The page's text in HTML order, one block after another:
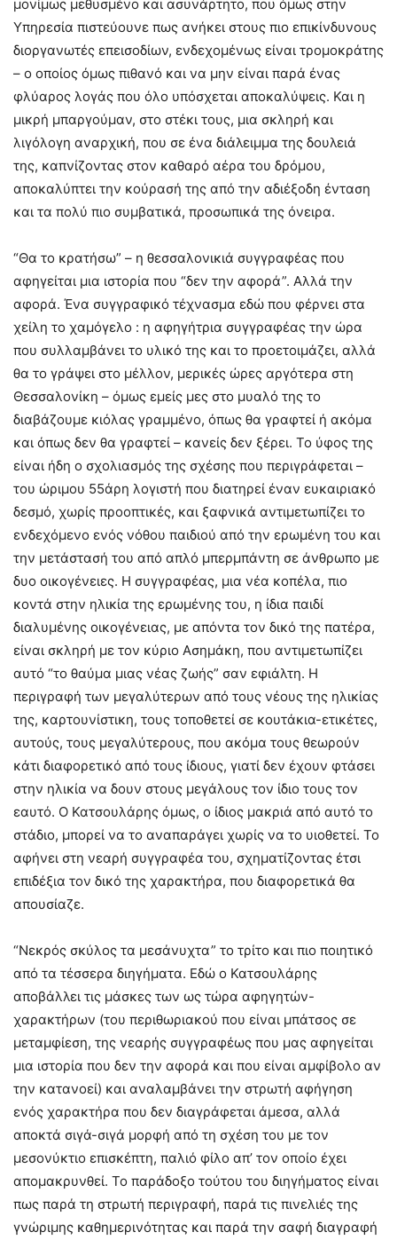
μονίμως μεθυσμένο και ασυνάρτητο, που όμως στην
Υπηρεσία πιστεύουνε πως ανήκει στους πιο επικίνδυνους
διοργανωτές επεισοδίων, ενδεχομένως είναι τρομοκράτης
– ο οποίος όμως πιθανό και να μην είναι παρά ένας
φλύαρος λογάς που όλο υπόσχεται αποκαλύψεις. Και η
μικρή μπαργούμαν, στο στέκι τους, μια σκληρή και
λιγόλογη αναρχική, που σε ένα διάλειμμα της δουλειά
της, καπνίζοντας στον καθαρό αέρα του δρόμου,
αποκαλύπτει την κούρασή της από την αδιέξοδη ένταση
και τα πολύ πιο συμβατικά, προσωπικά της όνειρα.
“Θα το κρατήσω” – η θεσσαλονικιά συγγραφέας που
αφηγείται μια ιστορία που “δεν την αφορά”. Αλλά την
αφορά. Ένα συγγραφικό τέχνασμα εδώ που φέρνει στα
χείλη το χαμόγελο : η αφηγήτρια συγγραφέας την ώρα
που συλλαμβάνει το υλικό της και το προετοιμάζει, αλλά
θα το γράψει στο μέλλον, μερικές ώρες αργότερα στη
Θεσσαλονίκη – όμως εμείς μες στο μυαλό της το
διαβάζουμε κιόλας γραμμένο, όπως θα γραφτεί ή ακόμα
και όπως δεν θα γραφτεί – κανείς δεν ξέρει. Το ύφος της
είναι ήδη ο σχολιασμός της σχέσης που περιγράφεται –
του ώριμου 55άρη λογιστή που διατηρεί έναν ευκαιριακό
δεσμό, χωρίς προοπτικές, και ξαφνικά αντιμετωπίζει το
ενδεχόμενο ενός νόθου παιδιού από την ερωμένη του και
την μετάστασή του από απλό μπερμπάντη σε άνθρωπο με
δυο οικογένειες. Η συγγραφέας, μια νέα κοπέλα, πιο
κοντά στην ηλικία της ερωμένης του, η ίδια παιδί
διαλυμένης οικογένειας, με απόντα τον δικό της πατέρα,
είναι σκληρή με τον κύριο Ασημάκη, που αντιμετωπίζει
αυτό “το θαύμα μιας νέας ζωής” σαν εφιάλτη. Η
περιγραφή των μεγαλύτερων από τους νέους της ηλικίας
της, καρτουνίστικη, τους τοποθετεί σε κουτάκια-ετικέτες,
αυτούς, τους μεγαλύτερους, που ακόμα τους θεωρούν
κάτι διαφορετικό από τους ίδιους, γιατί δεν έχουν φτάσει
στην ηλικία να δουν στους μεγάλους τον ίδιο τους τον
εαυτό. Ο Κατσουλάρης όμως, ο ίδιος μακριά από αυτό το
στάδιο, μπορεί να το αναπαράγει χωρίς να το υιοθετεί. Το
αφήνει στη νεαρή συγγραφέα του, σχηματίζοντας έτσι
επιδέξια τον δικό της χαρακτήρα, που διαφορετικά θα
απουσίαζε.
“Νεκρός σκύλος τα μεσάνυχτα” το τρίτο και πιο ποιητικό
από τα τέσσερα διηγήματα. Εδώ ο Κατσουλάρης
αποβάλλει τις μάσκες των ως τώρα αφηγητών-
χαρακτήρων (του περιθωριακού που είναι μπάτσος σε
μεταμφίεση, της νεαρής συγγραφέως που μας αφηγείται
μια ιστορία που δεν την αφορά και που είναι αμφίβολο αν
την κατανοεί) και αναλαμβάνει την στρωτή αφήγηση
ενός χαρακτήρα που δεν διαγράφεται άμεσα, αλλά
αποκτά σιγά-σιγά μορφή από τη σχέση του με τον
μεσονύκτιο επισκέπτη, παλιό φίλο απ’ τον οποίο έχει
απομακρυνθεί. Το παράδοξο τούτου του διηγήματος είναι
πως παρά τη στρωτή περιγραφή, παρά τις πινελιές της
γνώριμης καθημερινότητας και παρά την σαφή διαγραφή